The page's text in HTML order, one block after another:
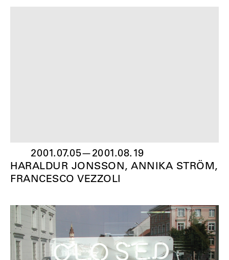
2001.07.05—2001.08.19
HARALDUR JONSSON, ANNIKA STRÖM,
FRANCESCO VEZZOLI